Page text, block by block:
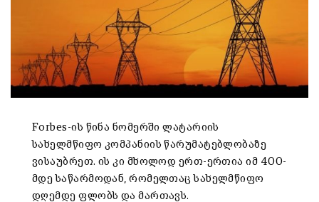
Forbes-ის წინა ნომერში ლატარიის
სახელმწიფო კომპანიის წარუმატებლობაზე
ვისაუბრეთ. ის კი მხოლოდ ერთ-ერთია იმ 400-
მდე საწარმოდან, რომელთაც სახელმწიფო
დღემდე ფლობს და მართავს.